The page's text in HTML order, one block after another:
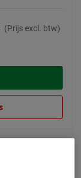
(Prijs excl. btw)